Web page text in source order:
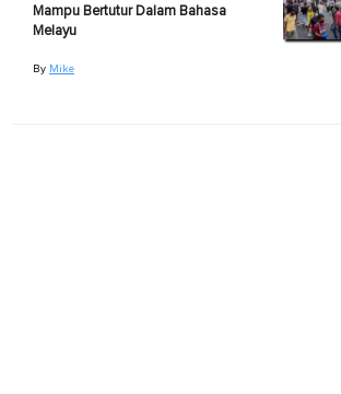
Mampu Bertutur Dalam Bahasa
Melayu
By Mike